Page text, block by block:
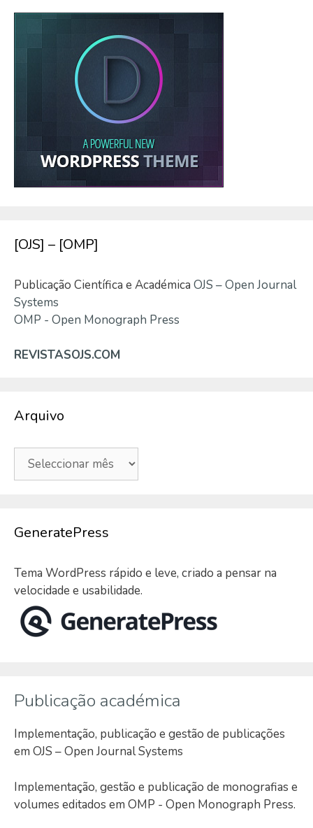
[OJS] – [OMP]
Publicação Científica e Académica OJS – Open Journal
Systems
OMP - Open Monograph Press
REVISTASOJS.COM
Arquivo
Arquivo
GeneratePress
Tema WordPress rápido e leve, criado a pensar na
velocidade e usabilidade.
Publicação académica
Implementação, publicação e gestão de publicações
em OJS – Open Journal Systems
Implementação, gestão e publicação de monografias e
volumes editados em OMP - Open Monograph Press.